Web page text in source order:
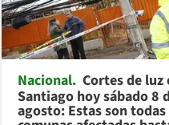
Nacional Cortes de luz
Santiago hoy sábado 8
agosto: Estas son todas